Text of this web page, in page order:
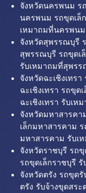
จังหวัดนครพนม ร
นครพนม รถขุดเล็
เหมาถมที่นครพนม
จังหวัดสุพรรณบุรี
สุพรรณบุรี รถขุดเ
รับเหมาถมที่สุพร
จังหวัดฉะเชิงเทร
ฉะเชิงเทรา รถขุด
ฉะเชิงเทรา รับเห
จังหวัดมหาสารค
เล็กมหาสารคาม
มหาสารคาม รับเ
จังหวัดราชบุรี รถ
รถขุดเล็กราชบุรี
จังหวัดตรัง รถขุดรั
ตรัง รับจ้างขุดสระ